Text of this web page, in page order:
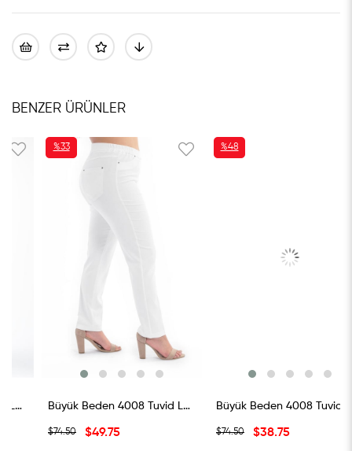
BENZER ÜRÜNLER
Büyük Beden 4008 Tuvid Lastikli Pantolon Beyaz
$49.75
%33
Büyük Beden 4008 Tuvid Lastikli Pantolon Bordo
$38.75
%48